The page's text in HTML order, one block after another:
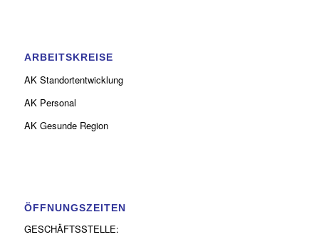
ARBEITSKREISE
AK Standortentwicklung
AK Personal
AK Gesunde Region
ÖFFNUNGSZEITEN
GESCHÄFTSSTELLE: